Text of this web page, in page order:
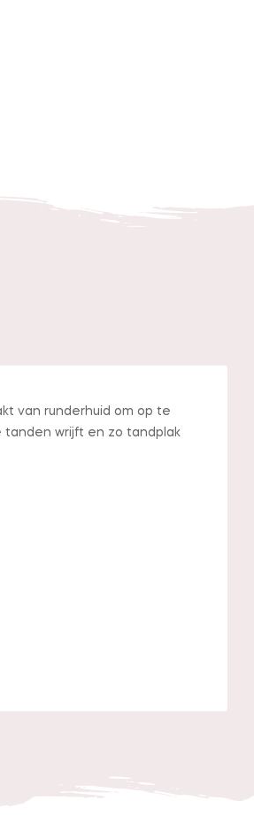
van runderhuid om op te
tanden wrijft en zo tandplak